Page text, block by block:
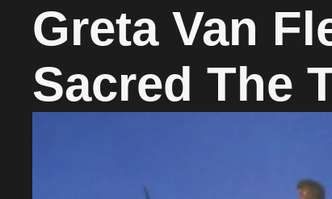
Greta Van
Sacred The